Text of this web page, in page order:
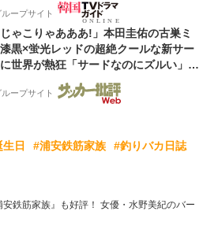
ープサイト
じゃこりゃあああ!」本田圭佑の古巣ミ
黒×蛍光レッドの超絶クールな新サー
世界が熱狂「サードなのにズルい」
ゃかっけえわ」
ープサイト
日 #浦安鉄筋家族
#釣りバカ日誌
安鉄筋家族』も好評！ 女優・水野美紀のバー